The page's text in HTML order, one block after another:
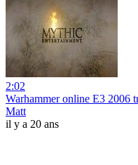
2:02
Warhammer online E3 2006
Matt
il y a 20 ans